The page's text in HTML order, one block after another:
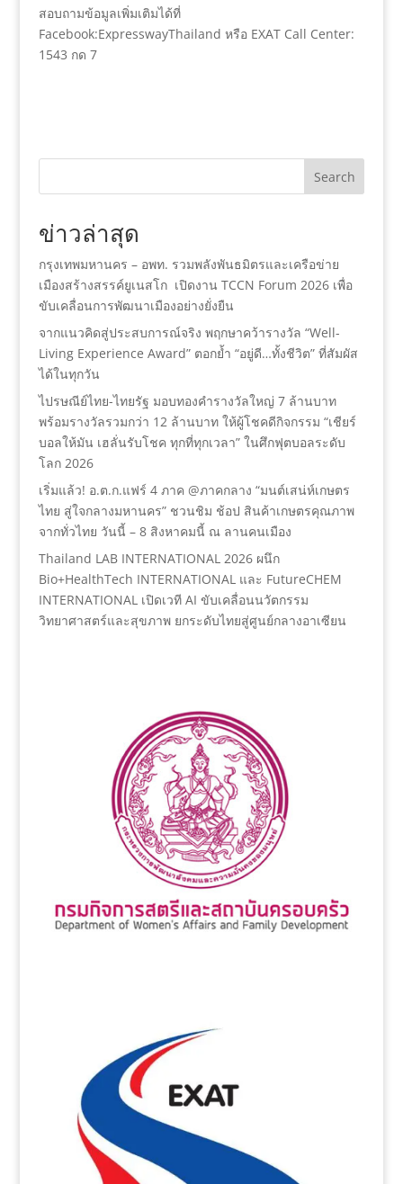
สอบถามข้อมูลเพิ่มเติมได้ที่
Facebook:ExpresswayThailand หรือ EXAT Call Center:
1543 กด 7
Search
ข่าวล่าสุด
กรุงเทพมหานคร – อพท. รวมพลังพันธมิตรและเครือข่าย
เมืองสร้างสรรค์ยูเนสโก เปิดงาน TCCN Forum 2026 เพื่อ
ขับเคลื่อนการพัฒนาเมืองอย่างยั่งยืน
จากแนวคิดสู่ประสบการณ์จริง พฤกษาคว้ารางวัล “Well-
Living Experience Award” ตอกย้ำ “อยู่ดี…ทั้งชีวิต” ที่สัมผัส
ได้ในทุกวัน
ไปรษณีย์ไทย-ไทยรัฐ มอบทองคำรางวัลใหญ่ 7 ล้านบาท
พร้อมรางวัลรวมกว่า 12 ล้านบาท ให้ผู้โชคดีกิจกรรม “เชียร์
บอลให้มัน เฮลั่นรับโชค ทุกที่ทุกเวลา” ในศึกฟุตบอลระดับ
โลก 2026
เริ่มแล้ว! อ.ต.ก.แฟร์ 4 ภาค @ภาคกลาง “มนต์เสน่ห์เกษตร
ไทย สู่ใจกลางมหานคร” ชวนชิม ช้อป สินค้าเกษตรคุณภาพ
จากทั่วไทย วันนี้ – 8 สิงหาคมนี้ ณ ลานคนเมือง
Thailand LAB INTERNATIONAL 2026 ผนึก
Bio+HealthTech INTERNATIONAL และ FutureCHEM
INTERNATIONAL เปิดเวที AI ขับเคลื่อนนวัตกรรม
วิทยาศาสตร์และสุขภาพ ยกระดับไทยสู่ศูนย์กลางอาเซียน